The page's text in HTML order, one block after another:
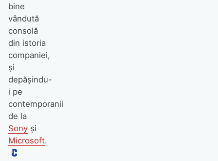
bine
vândută
consolă
din istoria
companiei,
și
depășindu-
i pe
contemporanii
de la
Sonyși
Microsoft.